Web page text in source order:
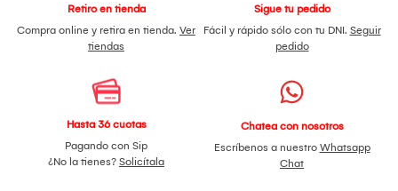
Retiro en tienda
Compra online y retira en tienda. Ver
tiendas
Sigue tu pedido
Fácil y rápido sólo con tu DNI. Seguir
pedido
Hasta 36 cuotas
Pagando con Sip
¿No la tienes? Solicítala
Chatea con nosotros
Escríbenos a nuestro Whatsapp
Chat